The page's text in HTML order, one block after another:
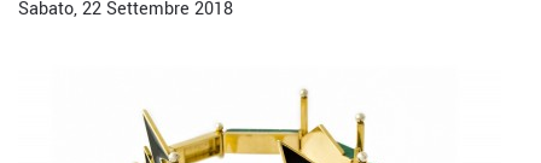
Sabato, 22 Settembre 2018